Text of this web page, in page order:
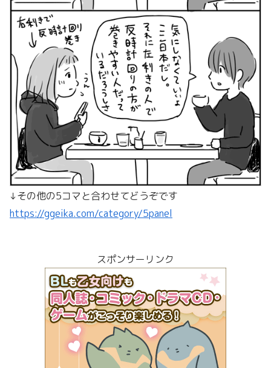
↓その他の5コマと合わせてどうぞです
https://ggeika.com/category/5panel
スポンサーリンク